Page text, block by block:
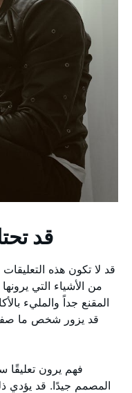
قد
قد لا تكون هذه
من الأشياء التي
المقنع جداً والمليء
قد يزور شخص ما
فهم يرون تعليقًا